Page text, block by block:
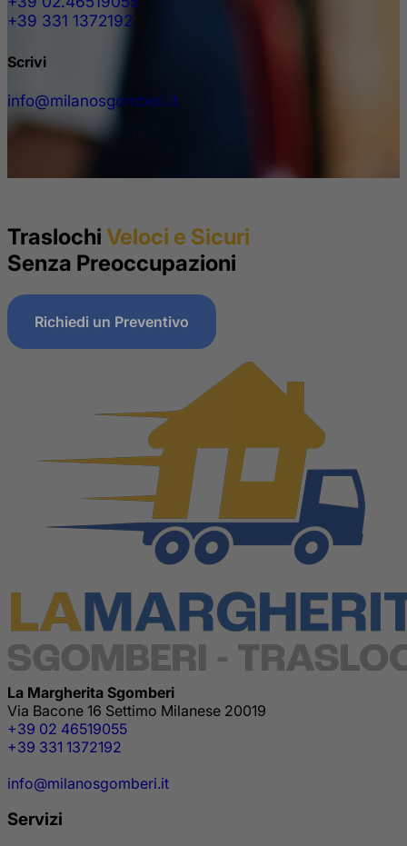
+39 331 1372192
Scrivi
info@milanosgomberi.it
Traslochi Veloci e Sicuri
Senza Preoccupazioni
Richiedi un Preventivo
La Margherita Sgomberi
Via Bacone 16 Settimo Milanese 20019
+39 02 46519055
+39 331 1372192
info@milanosgomberi.it
Servizi